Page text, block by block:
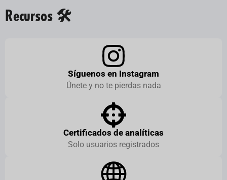
Recursos 🛠️
Síguenos en Instagram
Únete y no te pierdas nada
Certificados de analíticas
Solo usuarios registrados